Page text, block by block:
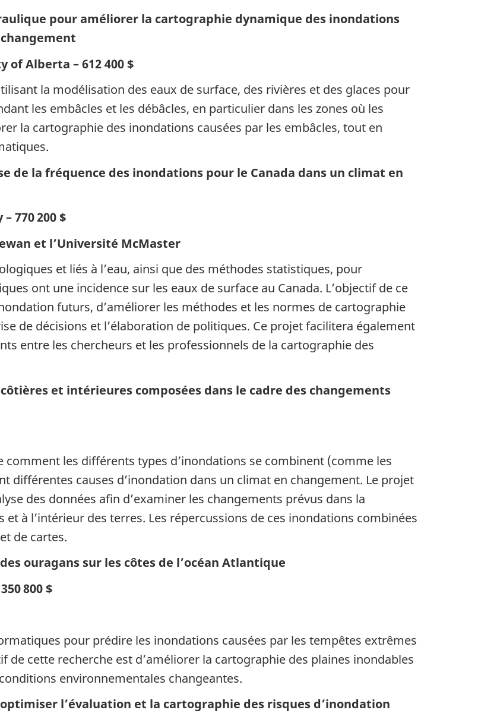
pour améliorer la cartographie dynamique des inondations
of Alberta – 612 400 $
la modélisation des eaux de surface, des rivières et des glaces pour
les embâcles et les débâcles, en particulier dans les zones où les
la cartographie des inondations causées par les embâcles, tout en
de la fréquence des inondations pour le Canada dans un climat en
770 200 $
et l’Université McMaster
et liés à l’eau, ainsi que des méthodes statistiques, pour
ont une incidence sur les eaux de surface au Canada. L’objectif de ce
futurs, d’améliorer les méthodes et les normes de cartographie
de décisions et l’élaboration de politiques. Ce projet facilitera également
entre les chercheurs et les professionnels de la cartographie des
et intérieures composées dans le cadre des changements
les différents types d’inondations se combinent (comme les
différentes causes d’inondation dans un climat en changement. Le projet
des données afin d’examiner les changements prévus dans la
à l’intérieur des terres. Les répercussions de ces inondations combinées
de cartes.
ouragans sur les côtes de l’océan Atlantique
800 $
pour prédire les inondations causées par les tempêtes extrêmes
de cette recherche est d’améliorer la cartographie des plaines inondables
environnementales changeantes.
l’évaluation et la cartographie des risques d’inondation